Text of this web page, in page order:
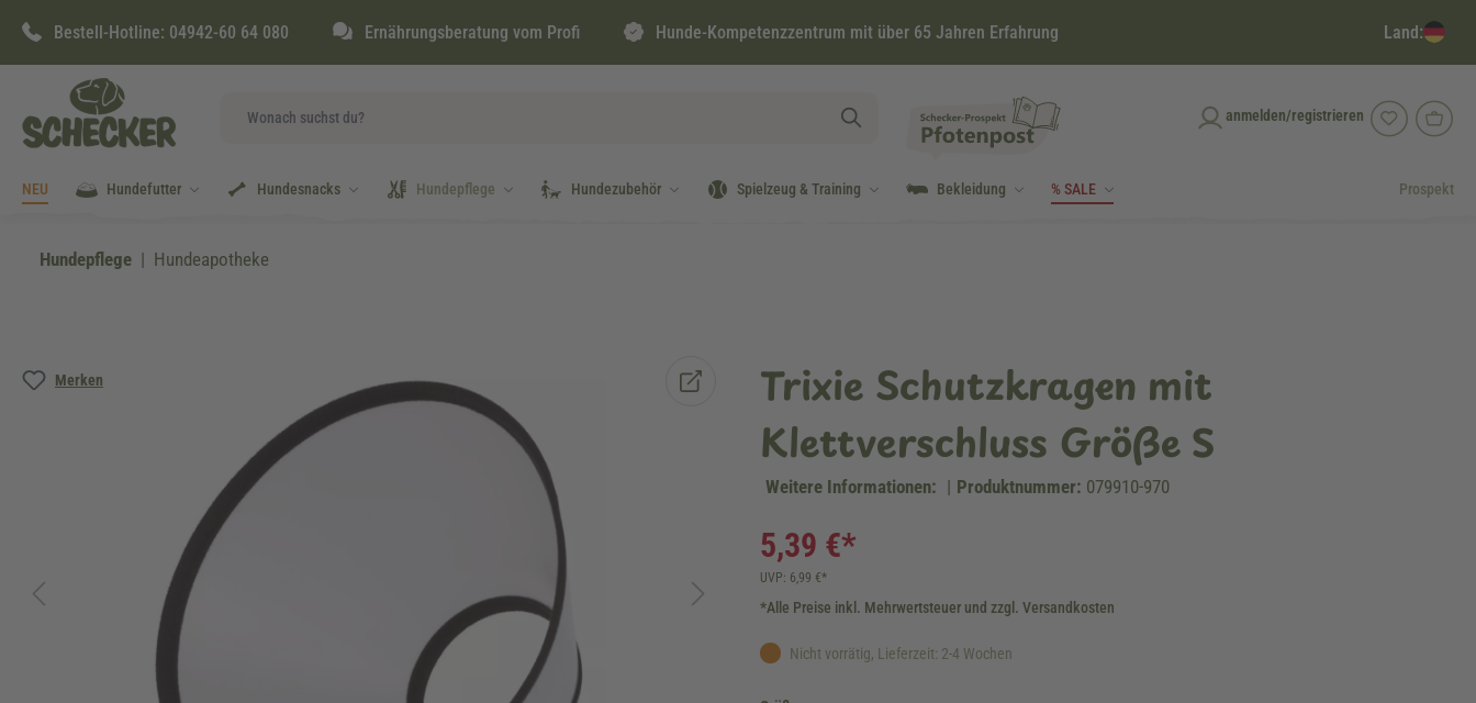
Zur Hauptnavigation springen
Bestell-Hotline: 04942-60 64 080 Ernährungsberatung vom Profi Hunde-Kompetenzzentrum mit über 65 Jahren Erfahrung Land:
anmelden/registrieren
NEU Hundefutter Hundesnacks Hundepflege Hundezubehör Spielzeug & Training Bekleidung % SALE Prospekt
Hundepflege Hundeapotheke
Merken
Bildergalerie überspringen
Trixie Schutzkragen mit
Klettverschluss Größe S
Weitere Informationen: | Produktnummer: 079910-970
5,39 €*
UVP: 6,99 €*
*Alle Preise inkl. Mehrwertsteuer und zzgl. Versandkosten
Nicht vorrätig, Lieferzeit: 2-4 Wochen